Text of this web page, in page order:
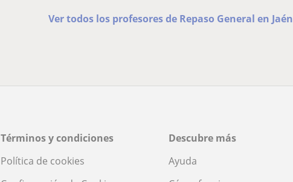
Ver todos los profesores de Repaso General en Jaén
Términos y condiciones
Política de cookies
Descubre más
Ayuda